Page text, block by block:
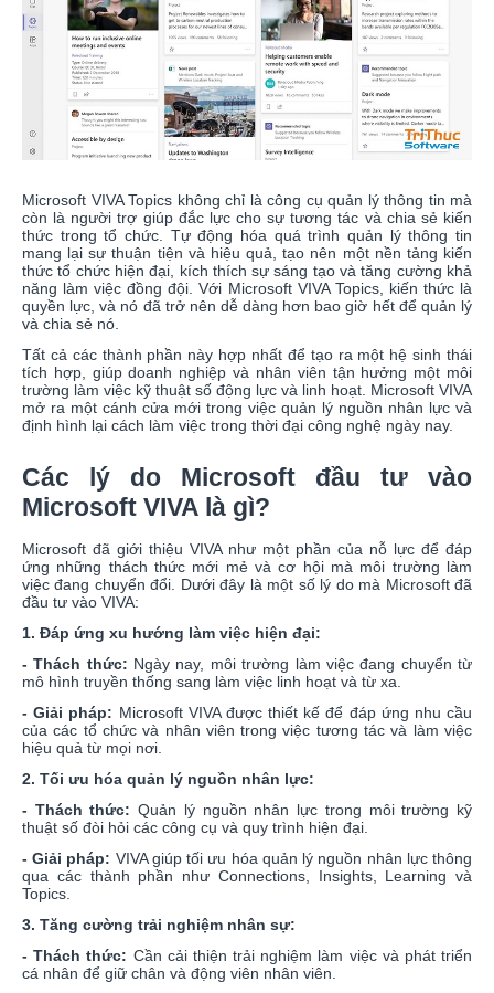
Microsoft VIVA Topics không chỉ là công cụ quản lý thông tin mà
còn là người trợ giúp đắc lực cho sự tương tác và chia sẻ kiến
thức trong tổ chức. Tự động hóa quá trình quản lý thông tin
mang lại sự thuận tiện và hiệu quả, tạo nên một nền tảng kiến
thức tổ chức hiện đại, kích thích sự sáng tạo và tăng cường khả
năng làm việc đồng đội. Với Microsoft VIVA Topics, kiến thức là
quyền lực, và nó đã trở nên dễ dàng hơn bao giờ hết để quản lý
và chia sẻ nó.
Tất cả các thành phần này hợp nhất để tạo ra một hệ sinh thái
tích hợp, giúp doanh nghiệp và nhân viên tận hưởng một môi
trường làm việc kỹ thuật số động lực và linh hoạt. Microsoft VIVA
mở ra một cánh cửa mới trong việc quản lý nguồn nhân lực và
định hình lại cách làm việc trong thời đại công nghệ ngày nay.
Các lý do Microsoft đầu tư vào
Microsoft VIVA là gì?
Microsoft đã giới thiệu VIVA như một phần của nỗ lực để đáp
ứng những thách thức mới mẻ và cơ hội mà môi trường làm
việc đang chuyển đổi. Dưới đây là một số lý do mà Microsoft đã
đầu tư vào VIVA:
1. Đáp ứng xu hướng làm việc hiện đại:
- Thách thức: Ngày nay, môi trường làm việc đang chuyển từ
mô hình truyền thống sang làm việc linh hoạt và từ xa.
- Giải pháp: Microsoft VIVA được thiết kế để đáp ứng nhu cầu
của các tổ chức và nhân viên trong việc tương tác và làm việc
hiệu quả từ mọi nơi.
2. Tối ưu hóa quản lý nguồn nhân lực:
- Thách thức: Quản lý nguồn nhân lực trong môi trường kỹ
thuật số đòi hỏi các công cụ và quy trình hiện đại.
- Giải pháp: VIVA giúp tối ưu hóa quản lý nguồn nhân lực thông
qua các thành phần như Connections, Insights, Learning và
Topics.
3. Tăng cường trải nghiệm nhân sự:
- Thách thức: Cần cải thiện trải nghiệm làm việc và phát triển
cá nhân để giữ chân và động viên nhân viên.